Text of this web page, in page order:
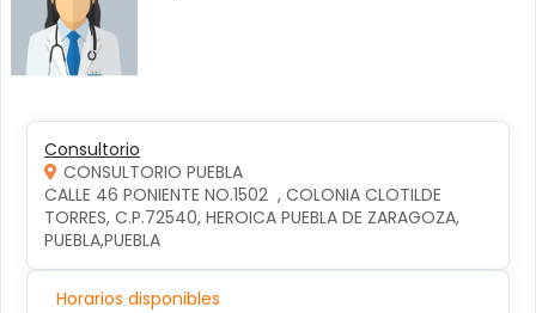
Consultorio
CONSULTORIO PUEBLA
CALLE 46 PONIENTE NO.1502  , COLONIA CLOTILDE
TORRES, C.P.72540, HEROICA PUEBLA DE ZARAGOZA,
PUEBLA,PUEBLA
Horarios disponibles